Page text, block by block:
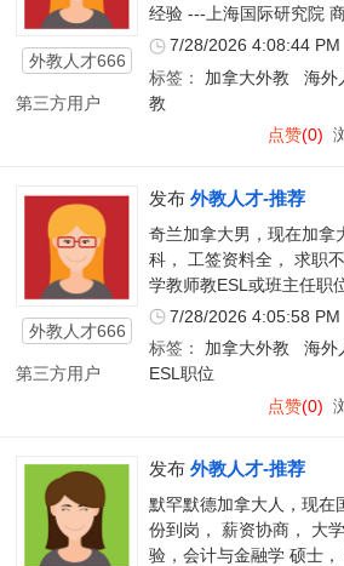
外教人才666
第三方用户
经验 ---上海国际研究院
和阜阳大学 国防科技大学
州大学等都有工作过
7/28/2026 4:08:44 PM
标签： 加拿大外教 海外
教
点赞(0)
外教人才666
第三方用户
发布 外教人才-推荐
奇兰加拿大男，现在加拿
科， 工签资料全， 求职
学教师教ESL或班主任职
7/28/2026 4:05:58 PM
标签： 加拿大外教 海外
ESL职位
点赞(0)
发布 外教人才-推荐
默罕默德加拿大人，现在
份到岗， 薪资协商， 大
验，会计与金融学 硕士